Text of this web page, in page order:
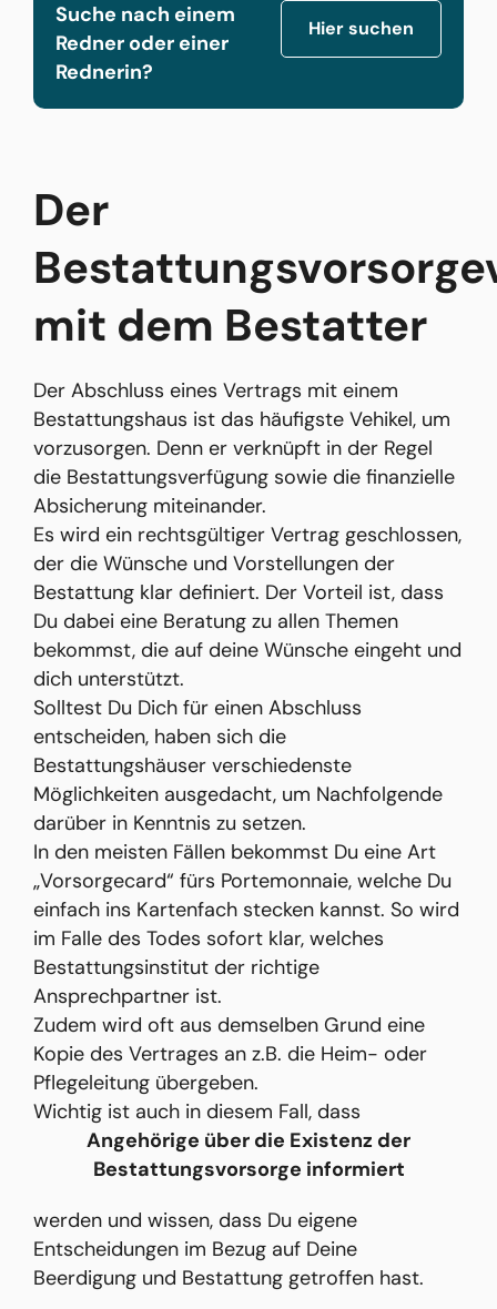
Suche nach einem
Redner oder einer
Rednerin?
Hier suchen
Der
mit dem Bestatter
Der Abschluss eines Vertrags mit einem
Bestattungshaus ist das häufigste Vehikel, um
vorzusorgen. Denn er verknüpft in der Regel
die Bestattungsverfügung sowie die finanzielle
Absicherung miteinander.
Es wird ein rechtsgültiger Vertrag geschlossen,
der die Wünsche und Vorstellungen der
Bestattung klar definiert. Der Vorteil ist, dass
Du dabei eine Beratung zu allen Themen
bekommst, die auf deine Wünsche eingeht und
dich unterstützt.
Solltest Du Dich für einen Abschluss
entscheiden, haben sich die
Bestattungshäuser verschiedenste
Möglichkeiten ausgedacht, um Nachfolgende
darüber in Kenntnis zu setzen.
In den meisten Fällen bekommst Du eine Art
„Vorsorgecard“ fürs Portemonnaie, welche Du
einfach ins Kartenfach stecken kannst. So wird
im Falle des Todes sofort klar, welches
Bestattungsinstitut der richtige
Ansprechpartner ist.
Zudem wird oft aus demselben Grund eine
Kopie des Vertrages an z.B. die Heim- oder
Pflegeleitung übergeben.
Wichtig ist auch in diesem Fall, dass
Angehörige über die Existenz der
Bestattungsvorsorge informiert
werden und wissen, dass Du eigene
Entscheidungen im Bezug auf Deine
Beerdigung und Bestattung getroffen hast.